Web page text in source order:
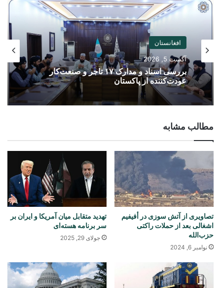
افغانستان
آگست 5, 2026
بررسی اسناد و مدارک ۱۷ تاجر و صنعت‌کار
عودت‌کننده از پاکستان
مطالب مشابه
تصاویری از آتش سوزی در أفيفيم
اشغالی بعد از حملات راکتی
حزب‌الله
نوامبر 6, 2024
تهدید متقابل میان آمریکا و ایران بر
سر برنامه هسته‌ای
جولای 29, 2025